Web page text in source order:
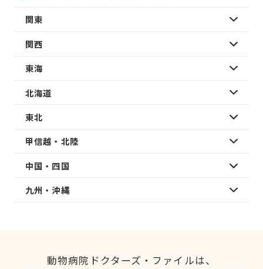
関東
関西
東海
北海道
東北
甲信越・北陸
中国・四国
九州・沖縄
動物病院ドクターズ・ファイルは、